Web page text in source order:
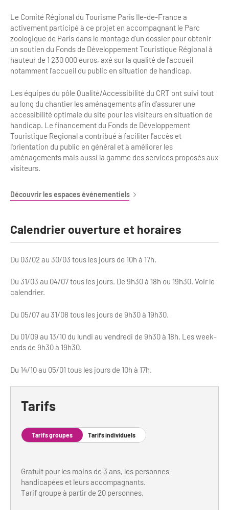
Nos publics en situation de handicap
Comment se rendre accessible?
Annuaire accessibilité
Le Label Villes et Villages Fleuris
L'organisation du label
S'investir dans le label
L'organisation des visites
Magazine Paris Region
Newsletter BtoB
Inscription à la newsletter
Institutionnels du tourisme
Grands Evènements
Le Comité Régional du Tourisme Paris Ile-de-France a
activement participé à ce projet en accompagnant le Parc
zoologique de Paris dans le montage d'un dossier pour obtenir
un soutien du Fonds de Développement Touristique Régional à
hauteur de 1 230 000 euros, axé sur la qualité de l'accueil
notamment l'accueil du public en situation de handicap.
Les équipes du pôle Qualité/Accessibilité du CRT ont suivi tout
au long du chantier les aménagements afin d'assurer une
accessibilité optimale du site pour les visiteurs en situation de
handicap. Le financement du Fonds de Développement
Touristique Régional a contribué à faciliter l'accès et
l'orientation du public en général et à améliorer les
aménagements mais aussi la gamme des services proposés aux
visiteurs.
Découvrir les espaces événementiels
Calendrier ouverture et horaires
Du 03/02 au 30/03 tous les jours de 10h à 17h.
Du 31/03 au 04/07 tous les jours. De 9h30 à 18h ou 19h30. Voir le
calendrier.
Du 05/07 au 31/08 tous les jours de 9h30 à 19h30.
Du 01/09 au 13/10 du lundi au vendredi de 9h30 à 18h. Les week-
ends de 9h30 à 19h30.
Du 14/10 au 05/01 tous les jours de 10h à 17h.
Tarifs
Tarifs groupes Tarifs individuels
Gratuit pour les moins de 3 ans, les personnes
handicapées et leurs accompagnants.
Tarif groupe à partir de 20 personnes.